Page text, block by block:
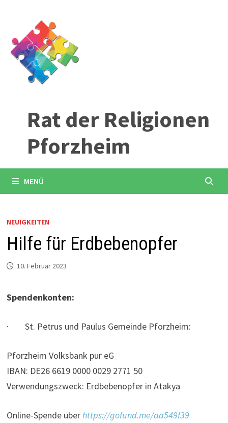
springen
Rat der Religionen
Pforzheim
MENÜ
NEUIGKEITEN
Hilfe für Erdbebenopfer
10. Februar 2023
Spendenkonten:
· St. Petrus und Paulus Gemeinde Pforzheim:
Pforzheim Volksbank pur eG
IBAN: DE26 6619 0000 0029 2771 50
Verwendungszweck: Erdbebenopfer in Atakya
Online-Spende überhttps://gofund.me/aa549f39